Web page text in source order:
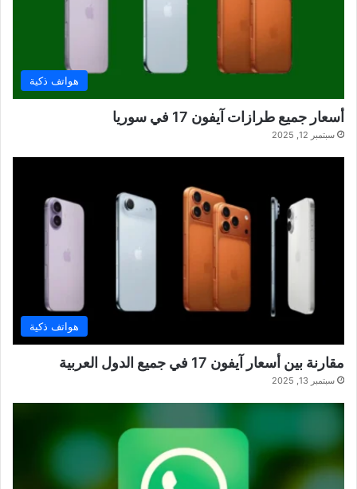
هواتف ذكية
أسعار جميع طرازات آيفون 17 في سوريا
سبتمبر 12, 2025
هواتف ذكية
مقارنة بين أسعار آيفون 17 في جميع الدول العربية
سبتمبر 13, 2025